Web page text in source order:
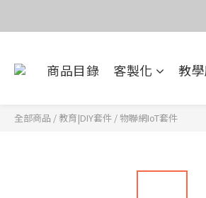
商品目錄 客製化 教
全部商品 / 教育|DIY套件 /物聯網IoT套件